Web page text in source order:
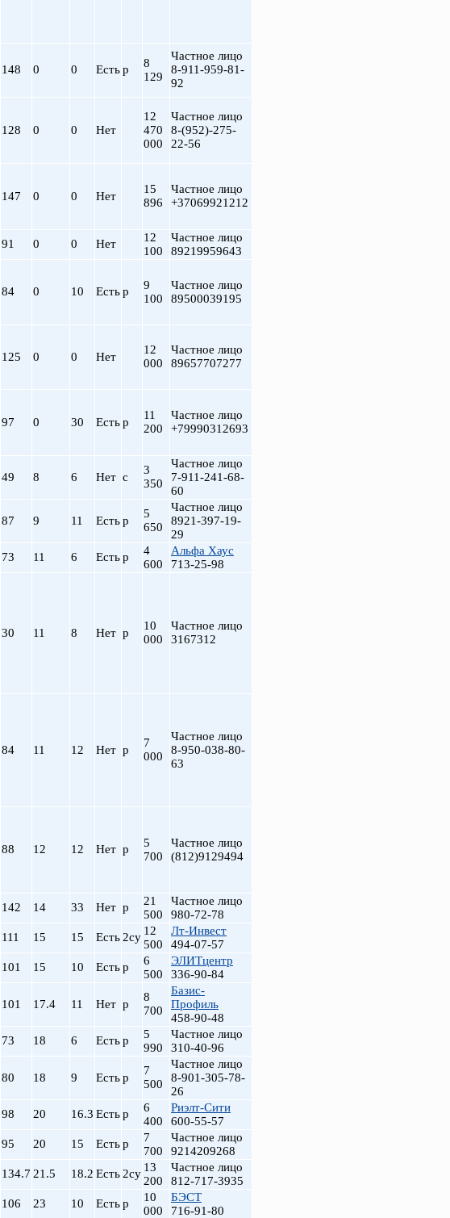
Невский пр.
Обухово
пл. Ал. Невского
пр. Ветеранов
Пушкинская
Старая Деревня
Удельная
Чернышевская
148 0 0 Естьр
8
129
Частное лицо
8-911-959-81-
92
128 0 0 Нет
12
470
000
Частное лицо
8-(952)-275-
22-56
147 0 0 Нет
15
896
Частное лицо
+37069921212
91 0 0 Нет
12
100
Частное лицо
89219959643
84 0 10 Естьр
9
100
Частное лицо
89500039195
125 0 0 Нет
12
000
Частное лицо
89657707277
97 0 30 Естьр
11
200
Частное лицо
+79990312693
49 8 6 Нет с
3
350
Частное лицо
7-911-241-68-
60
87 9 11 Естьр
5
650
Частное лицо
8921-397-19-
29
73 11 6 Естьр
4
600
Альфа Хаус
713-25-98
30 11 8 Нет р
10
000
Частное лицо
3167312
84 11 12 Нет р
7
000
Частное лицо
8-950-038-80-
63
88 12 12 Нет р
5
700
Частное лицо
(812)9129494
142 14 33 Нет р
21
500
Частное лицо
980-72-78
111 15 15 Есть 2су 12
500
Лт-Инвест
494-07-57
101 15 10 Естьр
6
500
ЭЛИТцентр
336-90-84
101 17.4 11 Нет р
8
700
Базис-
Профиль
458-90-48
73 18 6 Естьр
5
990
Частное лицо
310-40-96
80 18 9 Естьр
7
500
Частное лицо
8-901-305-78-
26
98 20 16.3 Естьр
6
400
Риэлт-Сити
600-55-57
95 20 15 Естьр
7
700
Частное лицо
9214209268
134.7 21.5 18.2 Есть 2су 13
200
Частное лицо
812-717-3935
106 23 10 Естьр
10
000
БЭСТ
716-91-80